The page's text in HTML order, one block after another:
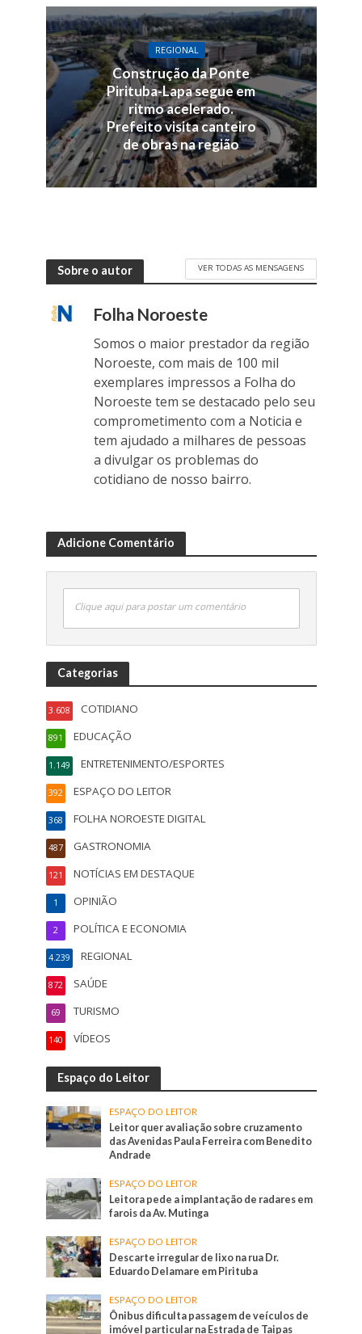
REGIONAL
Construção da Ponte
Pirituba-Lapa segue em
ritmo acelerado.
Prefeito visita canteiro
de obras na região
Sobre o autor VER TODAS AS MENSAGENS
Folha Noroeste
Somos o maior prestador da região
Noroeste, com mais de 100 mil
exemplares impressos a Folha do
Noroeste tem se destacado pelo seu
comprometimento com a Noticia e
tem ajudado a milhares de pessoas
a divulgar os problemas do
cotidiano de nosso bairro.
Adicione Comentário
Clique aqui para postar um comentário
Categorias
COTIDIANO
3.608
EDUCAÇÃO
891
ENTRETENIMENTO/ESPORTES
1.149
ESPAÇO DO LEITOR
392
FOLHA NOROESTE DIGITAL
368
GASTRONOMIA
487
NOTÍCIAS EM DESTAQUE
121
OPINIÃO
1
POLÍTICA E ECONOMIA
2
REGIONAL
4.239
SAÚDE
872
TURISMO
69
VÍDEOS
140
Espaço do Leitor
ESPAÇO DO LEITOR
Leitor quer avaliação sobre cruzamento
das Avenidas Paula Ferreira com Benedito
Andrade
ESPAÇO DO LEITOR
Leitora pede a implantação de radares em
farois da Av. Mutinga
ESPAÇO DO LEITOR
Descarte irregular de lixo na rua Dr.
Eduardo Delamare em Pirituba
ESPAÇO DO LEITOR
Ônibus dificulta passagem de veículos de
imóvel particular na Estrada de Taipas